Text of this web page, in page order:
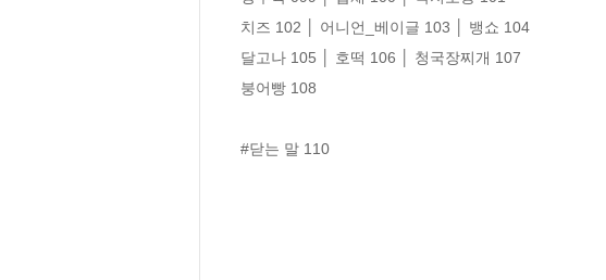
치즈 102 │ 어니언_베이글 103 │ 뱅쇼 104
달고나 105 │ 호떡 106 │ 청국장찌개 107
붕어빵 108
#닫는 말 110